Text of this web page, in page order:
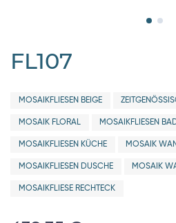
FL107
MOSAIKFLIESEN BEIGE
MOSAIK FLORAL MOSAIKFLIESEN
MOSAIKFLIESEN KÜCHE MOSAIK
MOSAIKFLIESEN DUSCHE MOSAIK
MOSAIKFLIESE RECHTECK